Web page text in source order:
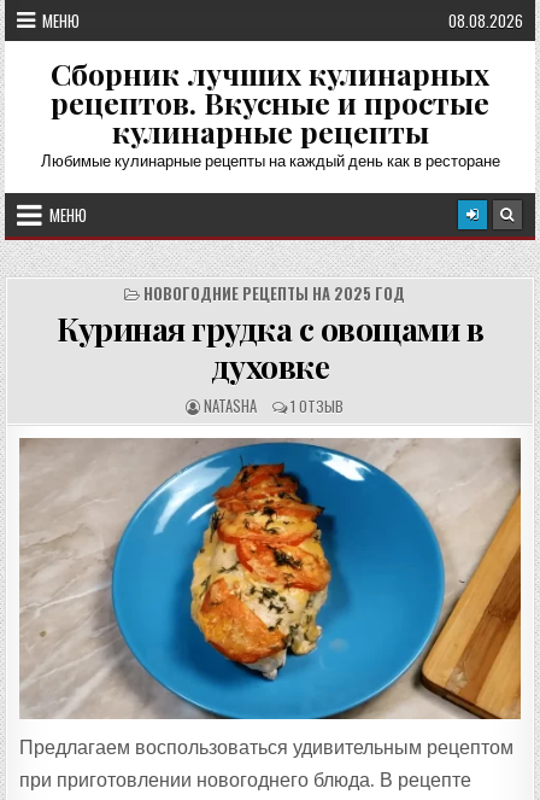
Перейти
к
содержимому
МЕНЮ 08.08.2026
Сборник лучших кулинарных
рецептов. Вкусные и простые
кулинарные рецепты
Любимые кулинарные рецепты на каждый день как в ресторане
МЕНЮ
НОВОГОДНИЕ РЕЦЕПТЫ НА 2025 ГОД
Куриная грудка с овощами в
духовке
А
В
Т
Р
Р
Е
Ц
Е
П
Т
А
:
NATASHA О
Т
З
Ы
В
Ы
:
1 ОТЗЫВ
Предлагаем воспользоваться удивительным рецептом
при приготовлении новогоднего блюда. В рецепте